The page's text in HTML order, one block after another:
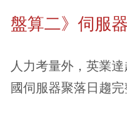
盤算二》伺服
人力考量外，英業
國伺服器聚落日趨完